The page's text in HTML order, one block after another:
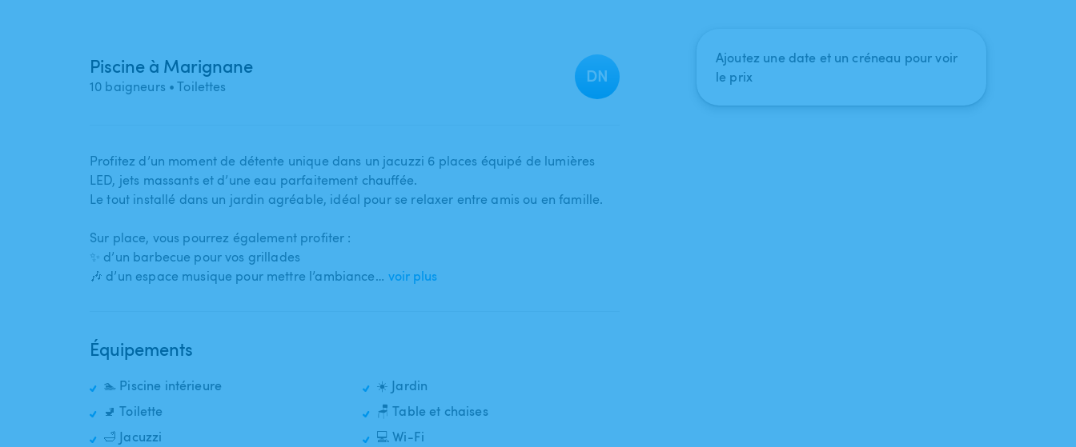
Piscine à Marignane
10 baigneurs • Toilettes
DN
Profitez d’un moment de détente unique dans un jacuzzi 6 places équipé de lumières
LED​,​ jets massants et d’une eau parfaitement chauffée.
Le tout installé dans un jardin agréable​,​ idéal pour se relaxer entre amis ou en famille.
Sur place​,​ vous pourrez également profiter :
✨ d’un barbecue pour vos grillades
🎶 d’un espace musique pour mettre l’ambiance… voir plus
Équipements
🏊 Piscine intérieure
🚽 Toilette
🛁 Jacuzzi
☀️ Jardin
🪑 Table et chaises
💻 Wi-Fi
Ajoutez une date et un créneau pour voir
le prix